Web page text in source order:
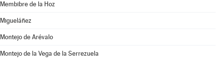
Membibre de la Hoz
Migueláñez
Montejo de Arévalo
Montejo de la Vega de la Serrezuela